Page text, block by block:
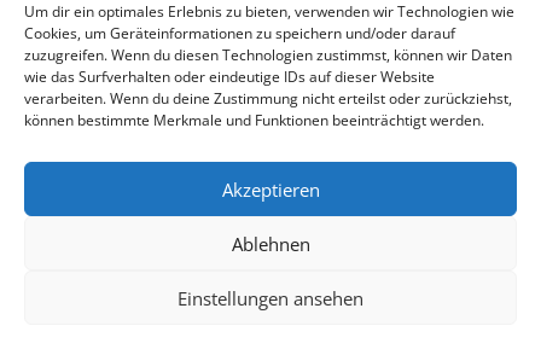
Um dir ein optimales Erlebnis zu bieten, verwenden wir Technologien wie
Cookies, um Geräteinformationen zu speichern und/oder darauf
zuzugreifen. Wenn du diesen Technologien zustimmst, können wir Daten
wie das Surfverhalten oder eindeutige IDs auf dieser Website
verarbeiten. Wenn du deine Zustimmung nicht erteilst oder zurückziehst,
können bestimmte Merkmale und Funktionen beeinträchtigt werden.
Akzeptieren
Ablehnen
Einstellungen ansehen